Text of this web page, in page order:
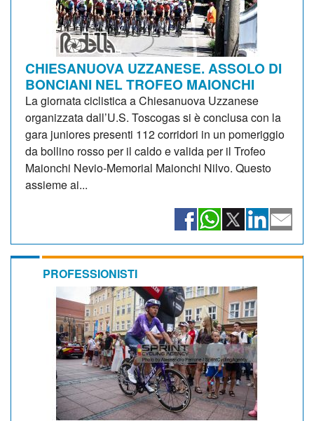
CHIESANUOVA UZZANESE. ASSOLO DI
BONCIANI NEL TROFEO MAIONCHI
La giornata ciclistica a Chiesanuova Uzzanese
organizzata dall’U.S. Toscogas si è conclusa con la
gara juniores presenti 112 corridori in un pomeriggio
da bollino rosso per il caldo e valida per il Trofeo
Maionchi Nevio-Memorial Maionchi Nilvo. Questo
assieme ai...
PROFESSIONISTI